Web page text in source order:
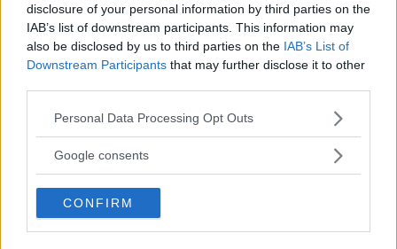
disclosure of your personal information by third parties on the
IAB’s list of downstream participants. This information may
also be disclosed by us to third parties on the IAB’s List of
Downstream Participants that may further disclose it to other
Please note that this website/app uses one or more Google
not limited to your visit or usage behaviour. You may click to
use your data for below specified purposes in below Google
consent section.
Personal Data Processing Opt Outs
Google consents
CONFIRM
Sammanfattningsvis
så är GANT tech prep ett jäkligt nice val när det
kommer till skjortor.